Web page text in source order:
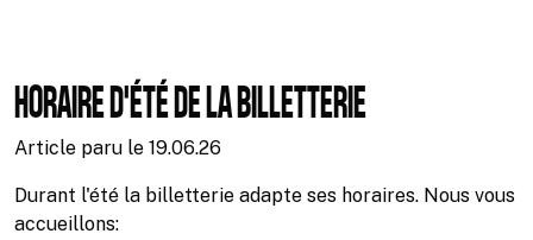
HORAIRE D'ÉTÉ DE LA BILLETTERIE
Article paru le 19.06.26
Durant l'été la billetterie adapte ses horaires. Nous vous
accueillons: